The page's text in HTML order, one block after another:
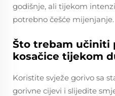
godišnje, ali tijekom
potrebno češće mijenjanje.
Što trebam učiniti
kosačice tijekom
Koristite svježe gorivo sa
gorivne cijevi i slijedite